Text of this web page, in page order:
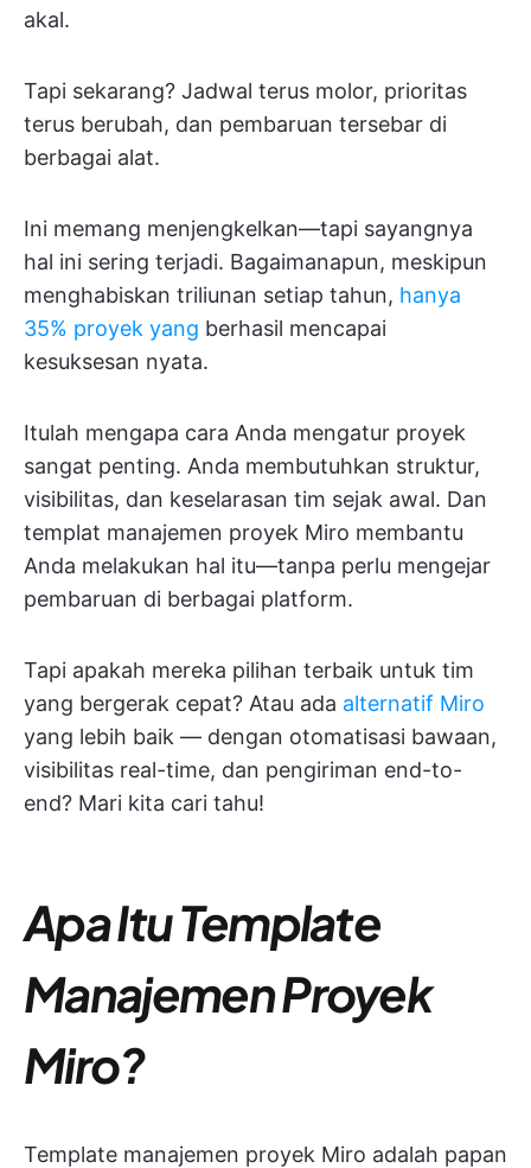
akal.
Tapi sekarang? Jadwal terus molor, prioritas
terus berubah, dan pembaruan tersebar di
berbagai alat.
Ini memang menjengkelkan—tapi sayangnya
hal ini sering terjadi. Bagaimanapun, meskipun
menghabiskan triliunan setiap tahun, hanya
35% proyek yang berhasil mencapai
kesuksesan nyata.
Itulah mengapa cara Anda mengatur proyek
sangat penting. Anda membutuhkan struktur,
visibilitas, dan keselarasan tim sejak awal. Dan
templat manajemen proyek Miro membantu
Anda melakukan hal itu—tanpa perlu mengejar
pembaruan di berbagai platform.
Tapi apakah mereka pilihan terbaik untuk tim
yang bergerak cepat? Atau ada alternatif Miro
yang lebih baik — dengan otomatisasi bawaan,
visibilitas real-time, dan pengiriman end-to-
end? Mari kita cari tahu!
Apa Itu Template
Manajemen Proyek
Miro?
Template manajemen proyek Miro adalah papan